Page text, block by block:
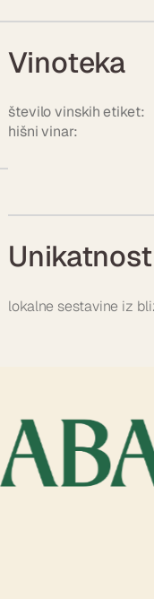
Vinoteka
število vinskih etiket:
hišni vinar:
lokalne sestavine iz